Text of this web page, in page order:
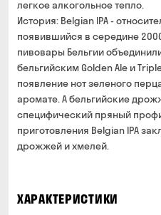
легкое алкогольное тепло.
История: Belgian IPA -
появившийся в середине
пивовары Бельгии
бельгийским Golden Ale и
появление нот зеленого
аромате. А бельгийские
специфический пряный
приготовления Belgian IPA
дрожжей и хмелей.
ХАРАКТЕРИСТИКИ